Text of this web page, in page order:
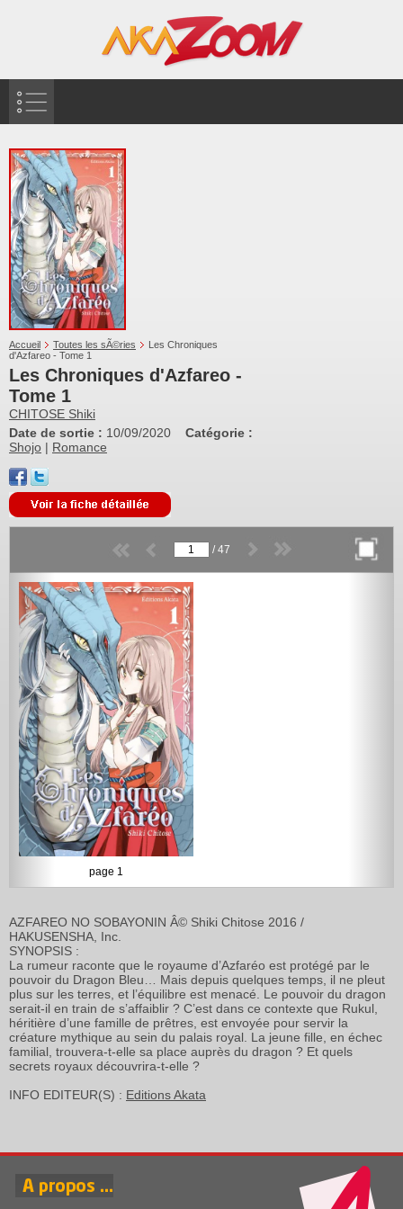
Accueil Toutes les sÃ©ries
Les Chroniques
d'Azfareo - Tome 1
Les Chroniques d'Azfareo -
Tome 1
CHITOSE Shiki
Date de sortie : 10/09/2020
Catégorie :
Shojo | Romance
/47
page 1
AZFAREO NO SOBAYONIN Â© Shiki Chitose 2016 /
HAKUSENSHA, Inc.
SYNOPSIS :
La rumeur raconte que le royaume d’Azfaréo est protégé par le
pouvoir du Dragon Bleu… Mais depuis quelques temps, il ne pleut
plus sur les terres, et l’équilibre est menacé. Le pouvoir du dragon
serait-il en train de s’affaiblir ? C’est dans ce contexte que Rukul,
héritière d’une famille de prêtres, est envoyée pour servir la
créature mythique au sein du palais royal. La jeune fille, en échec
familial, trouvera-t-elle sa place auprès du dragon ? Et quels
secrets royaux découvrira-t-elle ?
INFO EDITEUR(S) : Editions Akata